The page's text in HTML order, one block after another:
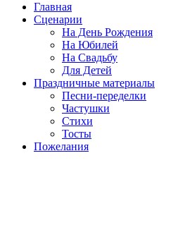
Главная
Сценарии
На День Рождения
На Юбилей
На Свадьбу
Для Детей
Праздничные материалы
Песни-переделки
Частушки
Стихи
Тосты
Пожелания